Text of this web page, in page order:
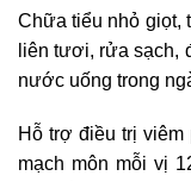
Chữa tiểu nhỏ giọt,
liên tươi, rửa sạch,
nước uống trong
Hỗ trợ điều trị viêm
mạch môn mỗi vị